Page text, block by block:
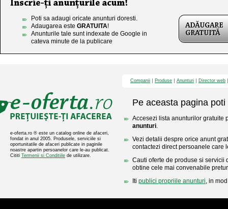
Poti sa adaugi oricate anunturi doresti.
Adaugarea este GRATUITA!
Anunturile tale sunt indexate de Google in
cateva minute de la publicare
e-oferta.ro ® este un catalog online de afaceri,
fondat in anul 2005. Produsele, serviciile si
oportunitatile de afaceri publicate in paginile
noastre apartin persoanelor care le-au publicat.
Cititi Termenii si Conditiile de utilizare.
Companii Produse Anunturi Director web
Pe aceasta pagina poti
Accesezi lista anunturilor gratuite
anunturi.
Vezi detalii despre orice anunt
contactezi direct persoanele care
Cauti oferte de produse si servicii
obtine cele mai convenabile
Iti publici propriile anunturi, in